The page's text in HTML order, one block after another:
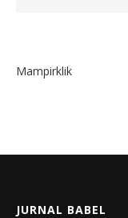
Mampirklik
JURNAL BABEL